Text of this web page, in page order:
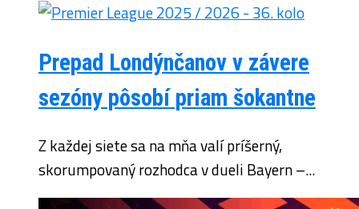
Prepad Londýnčanov v závere
sezóny pôsobí priam šokantne
Z každej siete sa na mňa valí príšerný,
skorumpovaný rozhodca v dueli Bayern –...